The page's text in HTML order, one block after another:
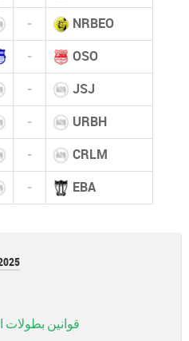
- NRBEO
- OSO
- JSJ
- URBH
- CRLM
- EBA
قوانين بطولات